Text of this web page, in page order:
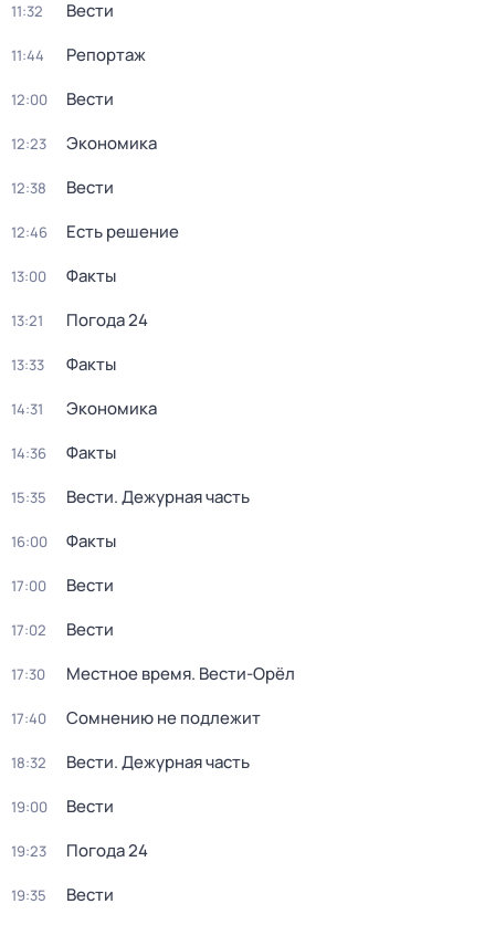
11:32 Вести
11:44 Репортаж
12:00 Вести
12:23 Экономика
12:38 Вести
12:46 Есть решение
13:00 Факты
13:21 Погода 24
13:33 Факты
14:31 Экономика
14:36 Факты
15:35 Вести. Дежурная часть
16:00 Факты
17:00 Вести
17:02 Вести
17:30 Местное время. Вести-Орёл
17:40 Сомнению не подлежит
18:32 Вести. Дежурная часть
19:00 Вести
19:23 Погода 24
19:35 Вести